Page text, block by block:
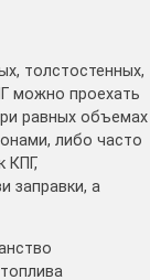
толстостенных,
можно проехать
равных объемах
либо часто
КПГ,
заправки, а